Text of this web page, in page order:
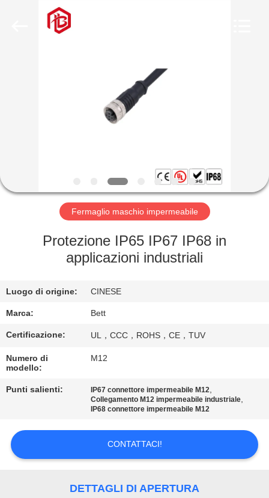
GIRO
FABBRICA
DI
QUALITÀ
MAPPA
DEL
SITO
PRIVACY
POLICY
Fermaglio maschio impermeabile
Protezione IP65 IP67 IP68 in
applicazioni industriali
Luogo di origine: CINESE
Marca: Bett
Certificazione: UL，CCC，ROHS，CE，TUV
Numero di
modello:
M12
Punti salienti: IP67 connettore impermeabile M12,
Collegamento M12 impermeabile industriale,
IP68 connettore impermeabile M12
CONTATTACI!
DETTAGLI DI APERTURA